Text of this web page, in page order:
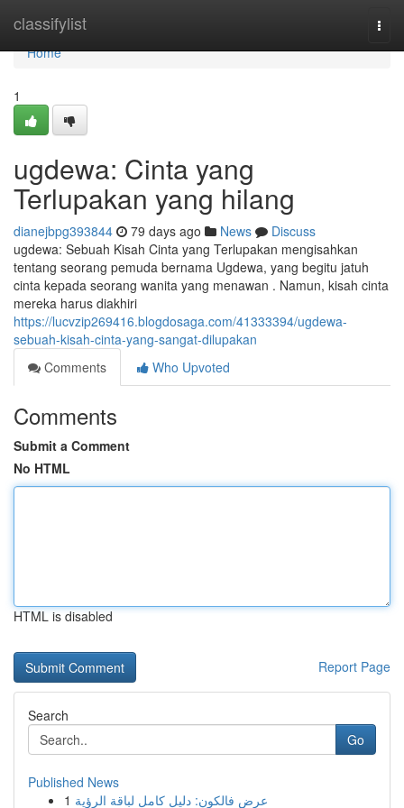
classifylist
Home
Home
1
ugdewa: Cinta yang
Terlupakan yang hilang
dianejbpg393844 79 days ago News
Discuss
ugdewa: Sebuah Kisah Cinta yang Terlupakan mengisahkan
tentang seorang pemuda bernama Ugdewa, yang begitu jatuh
cinta kepada seorang wanita yang menawan . Namun, kisah cinta
mereka harus diakhiri
https://lucvzip269416.blogdosaga.com/41333394/ugdewa-
sebuah-kisah-cinta-yang-sangat-dilupakan
Comments
Who Upvoted
Comments
Submit a Comment
No HTML
HTML is disabled
Report Page
Search
Go
Published News
1 عرض فالكون: دليل كامل لباقة الرؤية